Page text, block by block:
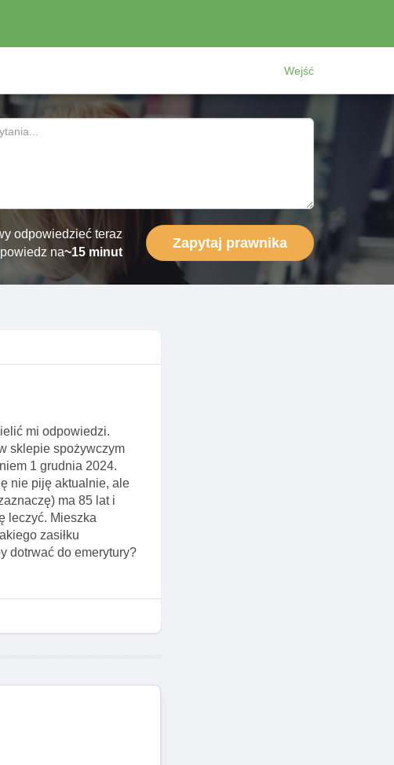
Wejść
odpowiedzieć teraz
na~15 minut
Zapytaj prawnika
mi odpowiedzi.
sklepie spożywczym
1 grudnia 2024.
nie piję aktualnie, ale
ma 85 lat i
leczyć. Mieszka
zasiłku
dotrwać do emerytury?